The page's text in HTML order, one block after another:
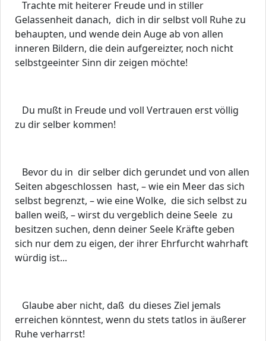
Trachte mit heiterer Freude und in stiller
Gelassenheit danach, dich in dir selbst voll Ruhe zu
behaupten, und wende dein Auge ab von allen
inneren Bildern, die dein aufgereizter, noch nicht
selbstgeeinter Sinn dir zeigen möchte!
Du mußt in Freude und voll Vertrauen erst völlig
zu dir selber kommen!
Bevor du in dir selber dich gerundet und von allen
Seiten abgeschlossen hast, – wie ein Meer das sich
selbst begrenzt, – wie eine Wolke, die sich selbst zu
ballen weiß, – wirst du vergeblich deine Seele zu
besitzen suchen, denn deiner Seele Kräfte geben
sich nur dem zu eigen, der ihrer Ehrfurcht wahrhaft
würdig ist...
Glaube aber nicht, daß du dieses Ziel jemals
erreichen könntest, wenn du stets tatlos in äußerer
Ruhe verharrst!